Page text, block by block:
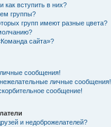
как вступить в них?
группы?
групп имеют разные цвета?
сайта»?
сообщения!
личные сообщения!
сообщение!
и недоброжелателей?